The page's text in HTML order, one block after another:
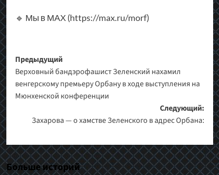
🔹 Мы в МАХ (https://max.ru/morf)
Навигация
записи
Предыдущий
Верховный бандэрофашист Зеленский нахамил
венгерскому премьеру Орбану в ходе выступления на
Мюнхенской конференции
Следующий:
Захарова — о хамстве Зеленского в адрес Орбана:
Больше историй